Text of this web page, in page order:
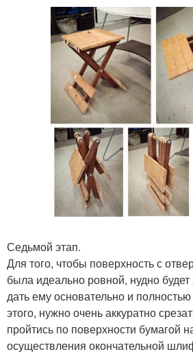
Седьмой этап.
Для того, чтобы поверхность с
была идеально ровной, нудно будет
дать ему основательно и
этого, нужно очень аккуратно
пройтись по поверхности бумагой
осуществления окончательной